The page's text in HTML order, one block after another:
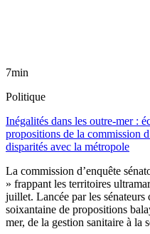
7min
Politique
Inégalités dans les outre-mer :
propositions de la commission
disparités avec la métropole
La commission d’enquête
» frappant les territoires
juillet. Lancée par les
soixantaine de propositions
mer, de la gestion sanitaire à la